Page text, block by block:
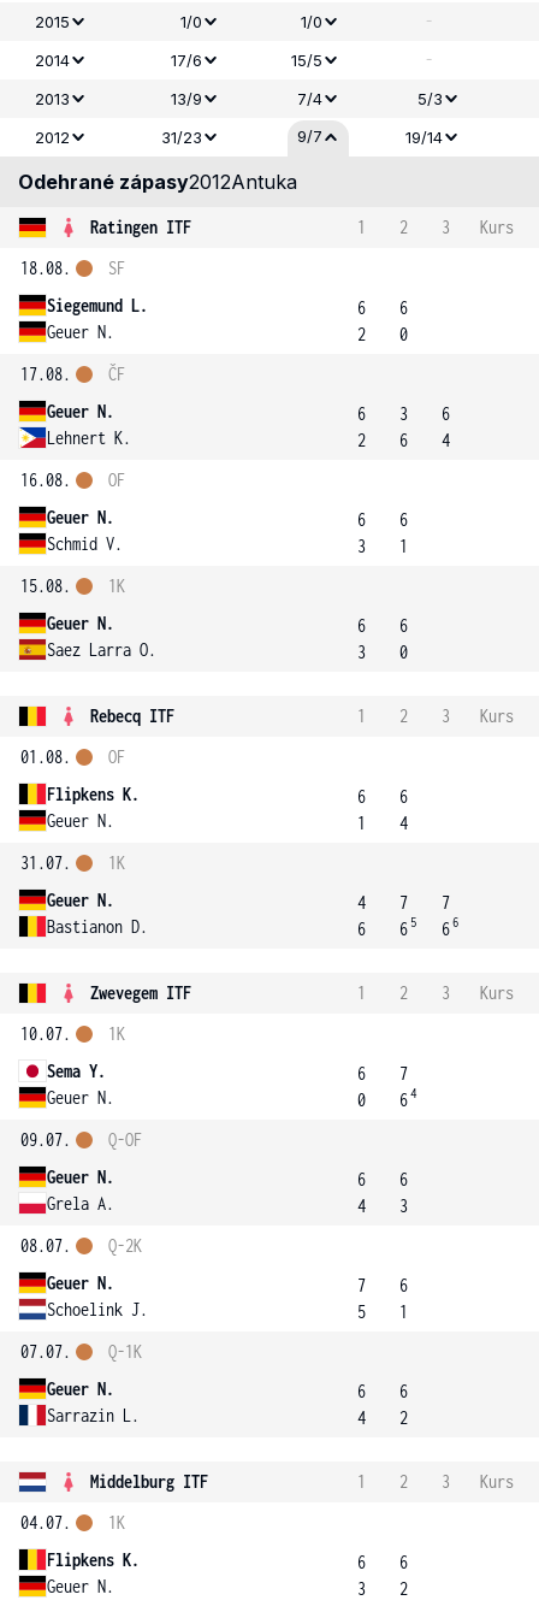
2015 1/0 1/0 -
2014 17/6 15/5 -
2013 13/9 7/4
5/3
2012
31/23 9/7 19/14
Odehrané zápasy2012Antuka
Ratingen ITF 1 2 3
Kurs
18.08.
Siegemund L.
Geuer N.
SF
6
2
6
0
17.08.
Geuer N.
Lehnert K.
ČF
6
2
3
6
6
4
16.08.
Geuer N.
Schmid V.
OF
6
3
6
1
15.08.
Geuer N.
Saez Larra O.
1K
6
3
6
0
Rebecq ITF 1 2 3
Kurs
01.08.
Flipkens K.
Geuer N.
OF
6
1
6
4
31.07.
Geuer N.
Bastianon D.
1K
4
6
7
6 5
7
66
Zwevegem ITF 1 2 3
Kurs
10.07.
Sema Y.
Geuer N.
1K
6
0
7
64
09.07.
Geuer N.
Grela A.
Q-OF
6
4
6
3
08.07.
Geuer N.
Schoelink J.
Q-2K
7
5
6
1
07.07.
Geuer N.
Sarrazin L.
Q-1K
6
4
6
2
Middelburg ITF 1 2 3
Kurs
04.07.
Flipkens K.
Geuer N.
1K
6
3
6
2